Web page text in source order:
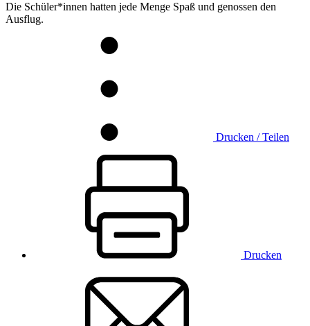
Die Schüler*innen hatten jede Menge Spaß und genossen den
Ausflug.
Drucken / Teilen
Drucken